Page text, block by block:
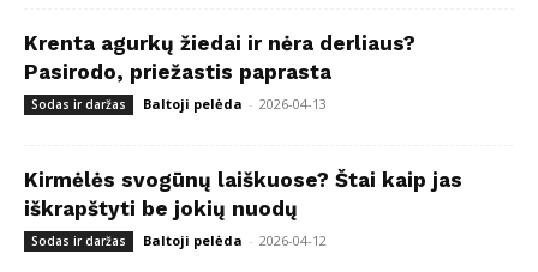
Krenta agurkų žiedai ir nėra derliaus?
Pasirodo, priežastis paprasta
Sodas ir daržas Baltoji pelėda - 2026-04-13
Kirmėlės svogūnų laiškuose? Štai kaip jas
iškrapštyti be jokių nuodų
Sodas ir daržas Baltoji pelėda - 2026-04-12